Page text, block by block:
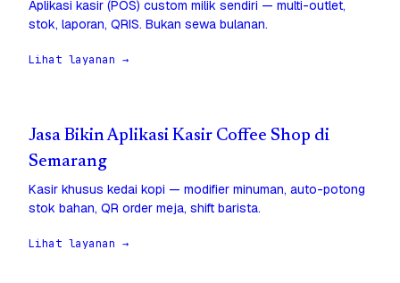
Aplikasi kasir (POS) custom milik sendiri — multi-outlet,
stok, laporan, QRIS. Bukan sewa bulanan.
Lihat layanan →
Jasa Bikin Aplikasi Kasir Coffee Shop di
Semarang
Kasir khusus kedai kopi — modifier minuman, auto-potong
stok bahan, QR order meja, shift barista.
Lihat layanan →